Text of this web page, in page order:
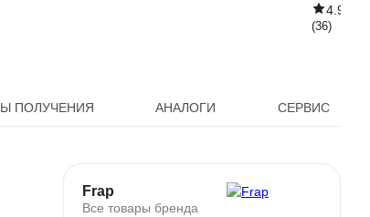
4.9
(36)
ПОЛУЧЕНИЯ АНАЛОГИ СЕРВИС
Frap
Все товары бренда